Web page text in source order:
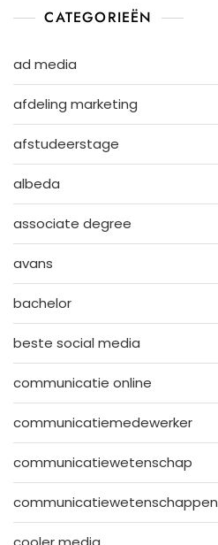
CATEGORIEËN
ad media
afdeling marketing
afstudeerstage
albeda
associate degree
avans
bachelor
beste social media
communicatie online
communicatiemedewerker
communicatiewetenschap
communicatiewetenschappen